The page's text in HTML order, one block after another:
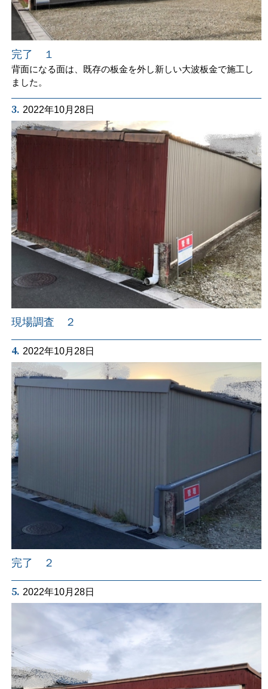
完了 １
背面になる面は、既存の板金を外し新しい大波板金で施工し
ました。
3. 2022年10月28日
現場調査 ２
4. 2022年10月28日
完了 ２
5. 2022年10月28日